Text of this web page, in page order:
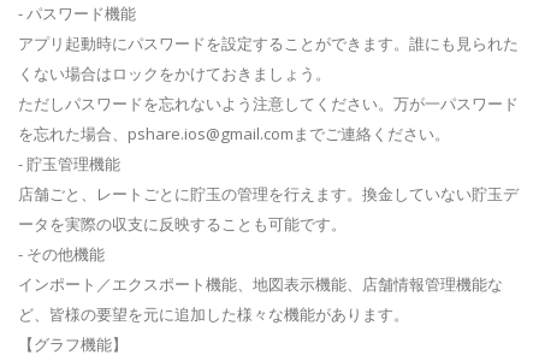
- パスワード機能
アプリ起動時にパスワードを設定することができます。誰にも見られた
くない場合はロックをかけておきましょう。
ただしパスワードを忘れないよう注意してください。万が一パスワード
を忘れた場合、 pshare.ios@gmail.comまでご連絡ください。
- 貯玉管理機能
店舗ごと、レートごとに貯玉の管理を行えます。換金していない貯玉デ
ータを実際の収支に反映することも可能です。
- その他機能
インポート／エクスポート機能、地図表示機能、店舗情報管理機能な
ど、皆様の要望を元に追加した様々な機能があります。
【グラフ機能】